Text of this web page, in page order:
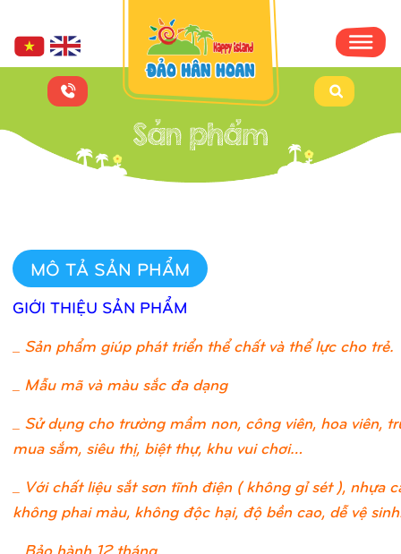
MÔ TẢ SẢN PHẨM
GIỚI THIỆU SẢN PHẨM
Sản phẩm giúp phát triển thể chất và thể lực cho trẻ.
_ Mẫu mã và màu sắc đa dạng
_ Sử dụng cho trường mầm non, công viên, hoa viên,
mua sắm, siêu thị, biệt thự, khu vui chơi…
_ Với chất liệu sắt sơn tĩnh điện ( không gỉ sét ), nhựa
không phai màu, không độc hại, độ bền cao, dễ vệ
_ Bảo hành 12 tháng.